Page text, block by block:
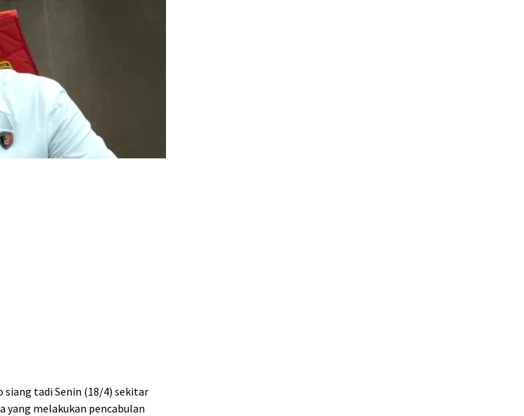
siang tadi Senin (18/4) sekitar
yang melakukan pencabulan